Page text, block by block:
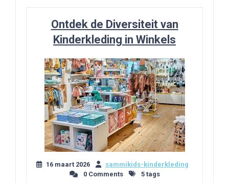
Ontdek de Diversiteit van
Kinderkleding in Winkels
16 maart 2026
sammikids-kinderkleding
0 Comments
5 tags